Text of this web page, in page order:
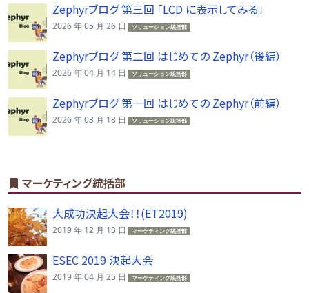
Zephyrブログ 第三回 「LCD に表示してみる」
2026 年 05 月 26 日 ソリューション統括部
Zephyrブログ 第二回 はじめての Zephyr（後編）
2026 年 04 月 14 日 ソリューション統括部
Zephyrブログ 第一回 はじめての Zephyr（前編）
2026 年 03 月 18 日 ソリューション統括部
マーケティング統括部
大成功決起大会！！(ET2019)
2019 年 12 月 13 日 マーケティング統括部
ESEC 2019 決起大会
2019 年 04 月 25 日 マーケティング統括部